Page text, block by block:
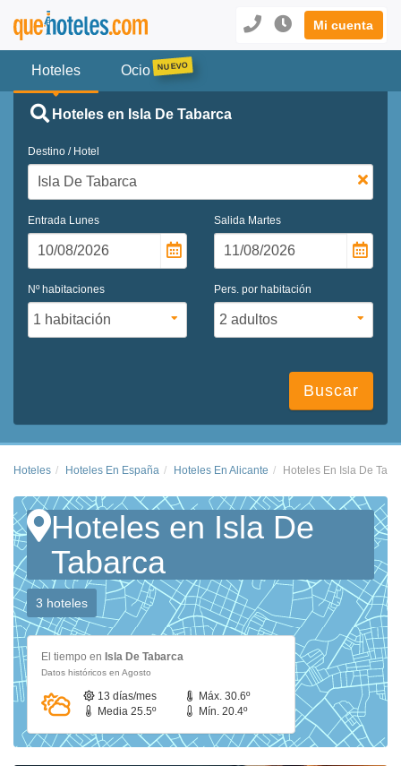
Mi cuenta
Hoteles Ocio
Hoteles en Isla De Tabarca
Destino / Hotel
Entrada Lunes Salida Martes
Nº habitaciones Pers. por habitación
Buscar
Hoteles Hoteles En España Hoteles En Alicante Hoteles En Isla De
Hoteles en Isla De
Tabarca
3 hoteles
El tiempo en Isla De Tabarca
Datos históricos en Agosto
13 días/mes
Máx. 30.6º
Media 25.5º
Mín. 20.4º